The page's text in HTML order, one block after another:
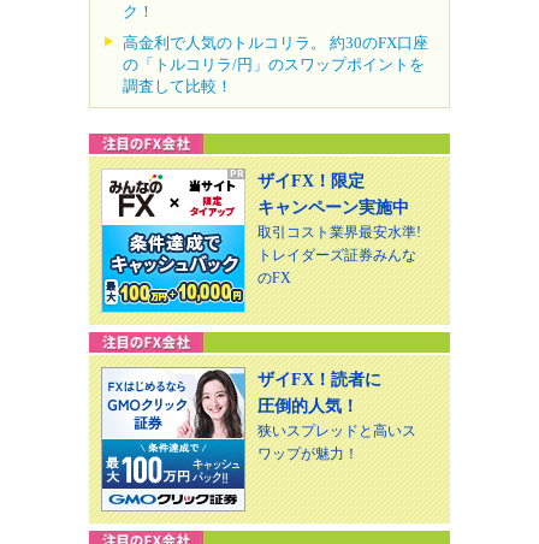
ク！
高金利で人気のトルコリラ。 約30のFX口座
の「トルコリラ/円」のスワップポイントを
調査して比較！
ザイFX！限定
キャンペーン実施中
取引コスト業界最安水準!
トレイダーズ証券みんな
のFX
ザイFX！読者に
圧倒的人気！
狭いスプレッドと高いス
ワップが魅力！